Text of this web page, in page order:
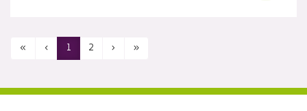
« ‹ 1 2 › »